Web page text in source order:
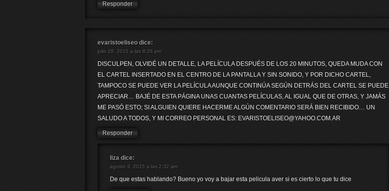
Responder
evaristoeliseo dice:
julio 28, 2015 a las 8:26 pm
DISCULPEN, OLVIDÉ UN DETALLE, LA PELÍCULA DESPUÉS DE LOS 20 MINUTOS, QUEDA MUDA CON
EL CARTEL INSERTADO EN EL CENTRO DE LA PANTALLA Y SIN SONIDO, Y POR DICHO CARTEL,
TAMPOCO SE PUEDE VER LA PELÍCULA AUNQUE CONTINÚA SEGÚN DETRÁS DEL CARTEL SE PUEDE
APRECIAR… BAJÉ DE ESTA PÁGINA UNAS CUANTAS PELÍCULAS, AL IGUAL QUE DE OTRAS, Y JAMÁS
ME PASÓ ESTO; SI ALGUIEN QUIERE HACERME ALGÚN COMENTARIO SERÁ BIEN RECIBIDO… UN
SALUDO A TODOS, Y MI CORREO PERSONAL ES: EVARISTOELISEO@YAHOO.COM.AR
Responder
liza dice:
agosto 3, 2015 a las 2:32 am
De que estas hablando? Bueno yo voy a bajar esta pelicula aver si es cierto lo que tu dice